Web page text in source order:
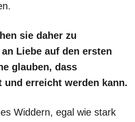
sie daher zu
Liebe auf den ersten
glauben, dass
und erreicht werden kann.
Widdern, egal wie stark